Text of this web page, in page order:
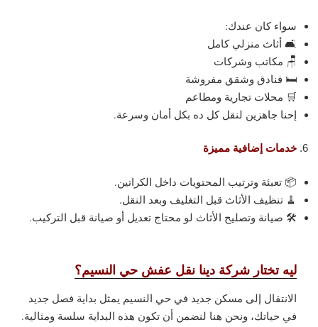
سواء كان عندك:
🛋️ أثاث منزلي كامل
🪑 مكاتب وشركات
🛏️ فنادق وشقق مفروشة
🛒 محلات تجارية ومطاعم
إحنا جاهزين لنقل كل ده بكل أمان وسرعة.
خدمات إضافية مميزة
📦 تعبئة وترتيب المحتويات داخل الكراتين.
🧹 تنظيف الأثاث قبل التغليف وبعد النقل.
🛠️ صيانة وتصليح الأثاث لو محتاج تعديل أو صيانة قبل التركيب.
ليه تختار شركة دينا نقل عفش حي النسيم؟
الانتقال إلى مسكن جديد في حي النسيم يمثل بداية فصل جديد
في حياتك، ونحن هنا لنضمن أن تكون هذه البداية سلسة ومثالية.